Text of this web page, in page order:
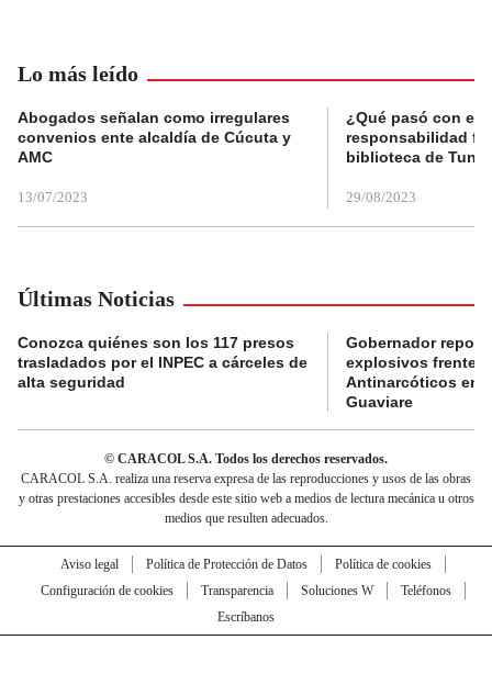
Lo más leído
Abogados señalan como irregulares
convenios ente alcaldía de Cúcuta y
AMC
13/07/2023
¿Qué pasó con el
responsabilidad
biblioteca de
29/08/2023
Últimas Noticias
Conozca quiénes son los 117 presos
trasladados por el INPEC a cárceles de
alta seguridad
Gobernador
explosivos frente a
Antinarcóticos en
Guaviare
© CARACOL S.A. Todos los derechos reservados.
CARACOL S.A. realiza una reserva expresa de las reproducciones y usos de las obras
y otras prestaciones accesibles desde este sitio web a medios de lectura mecánica u otros
medios que resulten adecuados.
Aviso legal Política de Protección de Datos
Política de cookies
Configuración de cookies
Transparencia Soluciones W
Teléfonos
Escríbanos